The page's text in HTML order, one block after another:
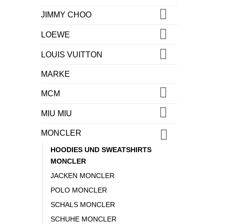
JIMMY CHOO
LOEWE
LOUIS VUITTON
MARKE
MCM
MIU MIU
MONCLER
HOODIES UND SWEATSHIRTS
MONCLER
JACKEN MONCLER
POLO MONCLER
SCHALS MONCLER
SCHUHE MONCLER